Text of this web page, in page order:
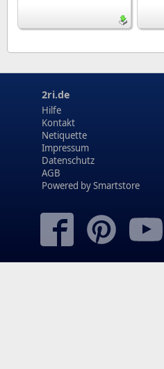
2ri.de
Hilfe
Kontakt
Netiquette
Impressum
Datenschutz
AGB
Powered bySmartstore